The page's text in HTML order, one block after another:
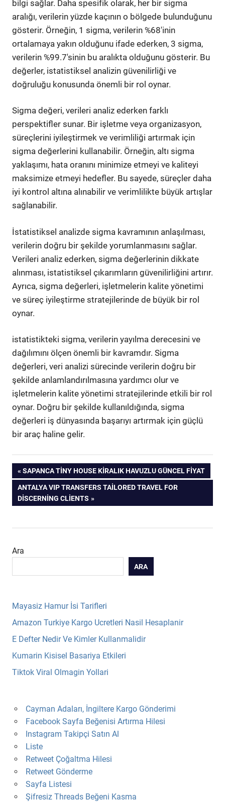
bilgi sağlar. Daha spesifik olarak, her bir sigma
aralığı, verilerin yüzde kaçının o bölgede bulunduğunu
gösterir. Örneğin, 1 sigma, verilerin %68'inin
ortalamaya yakın olduğunu ifade ederken, 3 sigma,
verilerin %99.7'sinin bu aralıkta olduğunu gösterir. Bu
değerler, istatistiksel analizin güvenilirliği ve
doğruluğu konusunda önemli bir rol oynar.
Sigma değeri, verileri analiz ederken farklı
perspektifler sunar. Bir işletme veya organizasyon,
süreçlerini iyileştirmek ve verimliliği artırmak için
sigma değerlerini kullanabilir. Örneğin, altı sigma
yaklaşımı, hata oranını minimize etmeyi ve kaliteyi
maksimize etmeyi hedefler. Bu sayede, süreçler daha
iyi kontrol altına alınabilir ve verimlilikte büyük artışlar
sağlanabilir.
İstatistiksel analizde sigma kavramının anlaşılması,
verilerin doğru bir şekilde yorumlanmasını sağlar.
Verileri analiz ederken, sigma değerlerinin dikkate
alınması, istatistiksel çıkarımların güvenilirliğini artırır.
Ayrıca, sigma değerleri, işletmelerin kalite yönetimi
ve süreç iyileştirme stratejilerinde de büyük bir rol
oynar.
istatistikteki sigma, verilerin yayılma derecesini ve
dağılımını ölçen önemli bir kavramdır. Sigma
değerleri, veri analizi sürecinde verilerin doğru bir
şekilde anlamlandırılmasına yardımcı olur ve
işletmelerin kalite yönetimi stratejilerinde etkili bir rol
oynar. Doğru bir şekilde kullanıldığında, sigma
değerleri iş dünyasında başarıyı artırmak için güçlü
bir araç haline gelir.
Yazı
gezinmesi
PREVIOUS
POST:
SAPANCA TINY HOUSE KIRALIK HAVUZLU GÜNCEL FIYAT
NEXT
POST:
ANTALYA VIP TRANSFERS TAILORED TRAVEL FOR
DISCERNING CLIENTS
Ara
ARA
Mayasiz Hamur İsi Tarifleri
Amazon Turkiye Kargo Ucretleri Nasil Hesaplanir
E Defter Nedir Ve Kimler Kullanmalidir
Kumarin Kisisel Basariya Etkileri
Tiktok Viral Olmagin Yollari
Cayman Adaları, İngiltere Kargo Gönderimi
Facebook Sayfa Beğenisi Artırma Hilesi
Instagram Takipçi Satın Al
Liste
Retweet Çoğaltma Hilesi
Retweet Gönderme
Sayfa Listesi
Şifresiz Threads Beğeni Kasma